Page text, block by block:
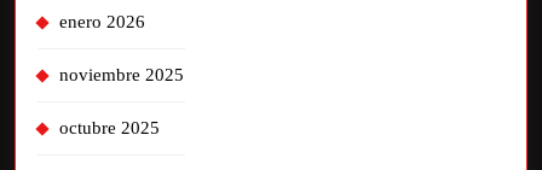
enero 2026
noviembre 2025
octubre 2025